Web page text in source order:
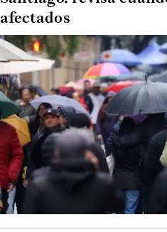
afectados